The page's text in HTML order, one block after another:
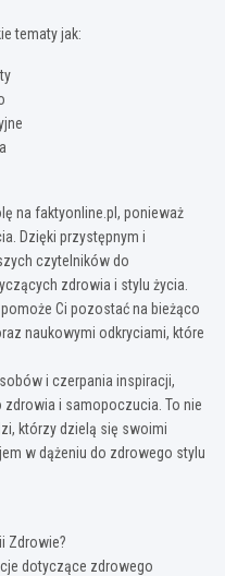
tematy jak:
na faktyonline.pl, ponieważ
Dzięki przystępnym i
czytelników do
zdrowia i stylu życia.
Ci pozostać na bieżąco
naukowymi odkryciami, które
i czerpania inspiracji,
zdrowia i samopoczucia. To nie
którzy dzielą się swoimi
w dążeniu do zdrowego stylu
Zdrowie?
dotyczące zdrowego